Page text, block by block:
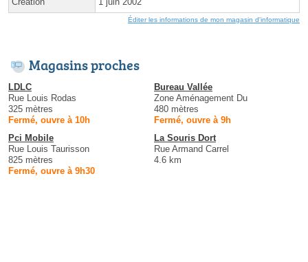
Éditer les informations de mon magasin d'informatique
Magasins proches
LDLC
Rue Louis Rodas
325 mètres
Fermé, ouvre à 10h
Bureau Vallée
Zone Aménagement Du
480 mètres
Fermé, ouvre à 9h
Pci Mobile
Rue Louis Taurisson
825 mètres
Fermé, ouvre à 9h30
La Souris Dort
Rue Armand Carrel
4.6 km